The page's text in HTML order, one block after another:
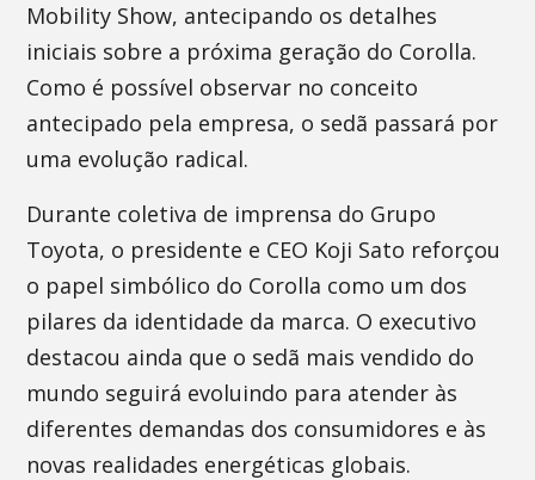
Mobility Show, antecipando os detalhes
iniciais sobre a próxima geração do Corolla.
Como é possível observar no conceito
antecipado pela empresa, o sedã passará por
uma evolução radical.
Durante coletiva de imprensa do Grupo
Toyota, o presidente e CEO Koji Sato reforçou
o papel simbólico do Corolla como um dos
pilares da identidade da marca. O executivo
destacou ainda que o sedã mais vendido do
mundo seguirá evoluindo para atender às
diferentes demandas dos consumidores e às
novas realidades energéticas globais.